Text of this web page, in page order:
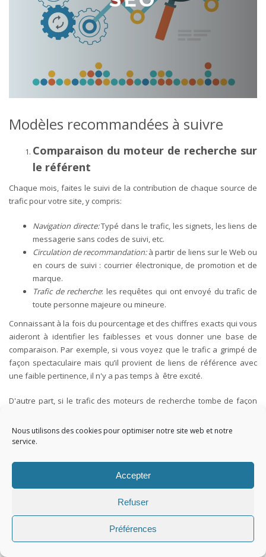
Nous utilisons des cookies pour optimiser notre site web et notre
service.
Accepter
Refuser
Préférences
Modèles recommandées à suivre
Comparaison du moteur de recherche sur
le référent
Chaque mois, faites le suivi de la contribution de chaque source de
trafic pour votre site, y compris:
Navigation directe:Typé dans le trafic, les signets, les liens de
messagerie sans codes de suivi, etc.
Circulation de recommandation:à partir de liens sur le Web ou
en cours de suivi : courrier électronique, de promotion et de
marque.
Trafic de recherche: les requêtes qui ont envoyé du trafic de
toute personne majeure ou mineure.
Connaissant à la fois du pourcentage et des chiffres exacts qui vous
aideront à identifier les faiblesses et vous donner une base de
comparaison. Par exemple, si vous voyez que le trafic a grimpé de
façon spectaculaire mais qu’il provient de liens de référence avec
une faible pertinence, il n'y a pas temps à être excité.
D'autre part, si le trafic des moteurs de recherche tombe de façon
ces données pour suivre vos efforts de marketing et planifier votre
acquisition de trafic.
Les références des moteurs de
recherche
Trois moteurs majeurs représentent 95% + de tous les trafics de
recherche au États-Unis: Google et l'alliance Yahoo! -Bing. Pour la
plupart des pays en dehors des États-Unis, 80% + de trafic de